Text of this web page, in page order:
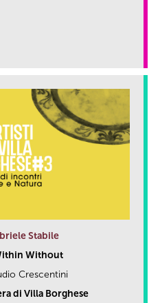
Stabile
Without
Crescentini
di Villa Borghese